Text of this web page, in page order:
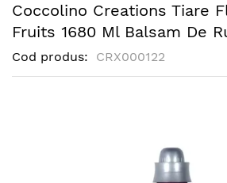
Coccolino Creations Tiare
Fruits 1680 Ml Balsam De
Cod produs CRX000122